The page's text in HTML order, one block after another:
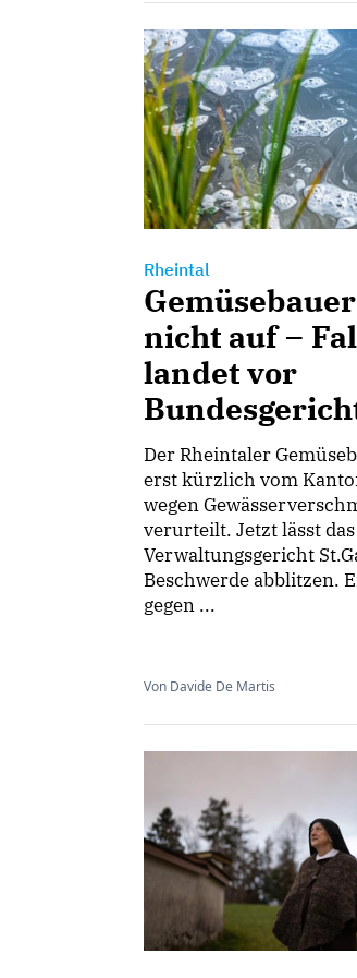
Rheintal
nicht auf –
landet vor
Der Rheintaler
erst kürzlich vom
wegen
verurteilt. Jetzt lässt das
Verwaltungsgericht
Beschwerde abblitzen.
gegen ...
Von Davide De Martis